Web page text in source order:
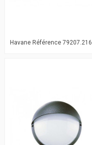
Havane Référence 79207.216